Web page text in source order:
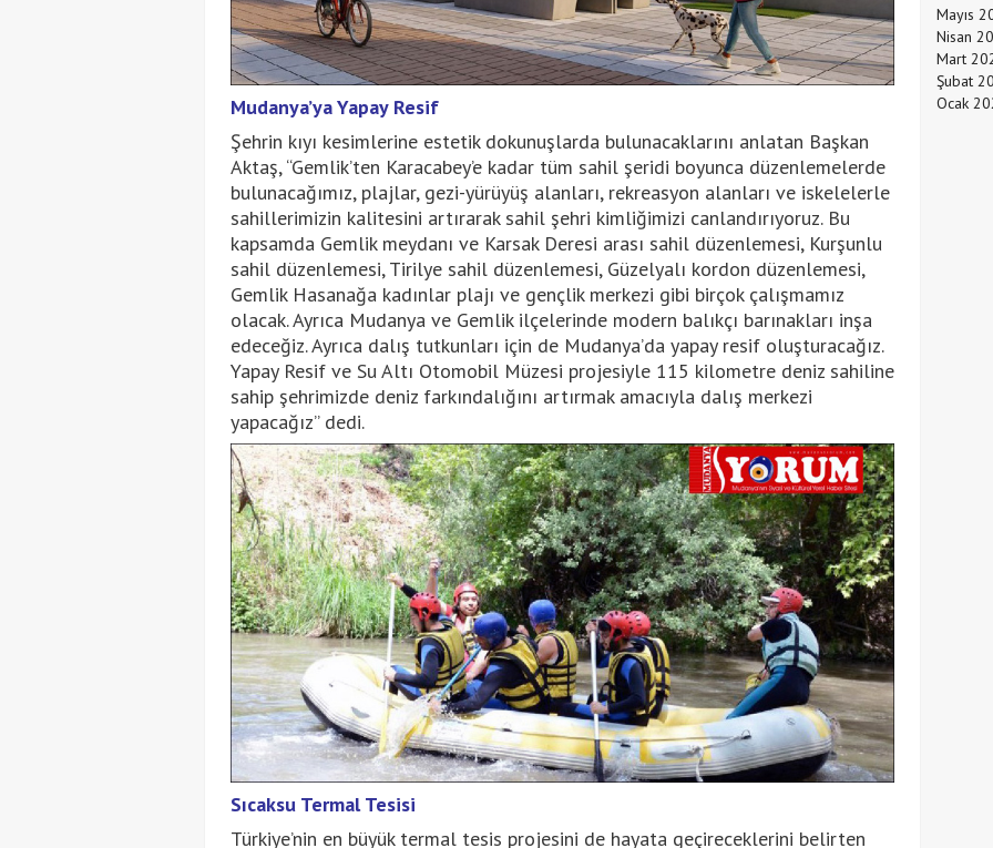
Mudanya’ya Yapay Resif
Şehrin kıyı kesimlerine estetik dokunuşlarda bulunacaklarını anlatan Başkan
Aktaş, “Gemlik’ten Karacabey’e kadar tüm sahil şeridi boyunca düzenlemelerde
bulunacağımız, plajlar, gezi-yürüyüş alanları, rekreasyon alanları ve iskelelerle
sahillerimizin kalitesini artırarak sahil şehri kimliğimizi canlandırıyoruz. Bu
kapsamda Gemlik meydanı ve Karsak Deresi arası sahil düzenlemesi, Kurşunlu
sahil düzenlemesi, Tirilye sahil düzenlemesi, Güzelyalı kordon düzenlemesi,
Gemlik Hasanağa kadınlar plajı ve gençlik merkezi gibi birçok çalışmamız
olacak. Ayrıca Mudanya ve Gemlik ilçelerinde modern balıkçı barınakları inşa
edeceğiz. Ayrıca dalış tutkunları için de Mudanya’da yapay resif oluşturacağız.
Yapay Resif ve Su Altı Otomobil Müzesi projesiyle 115 kilometre deniz sahiline
sahip şehrimizde deniz farkındalığını artırmak amacıyla dalış merkezi
yapacağız” dedi.
Sıcaksu Termal Tesisi
Türkiye’nin en büyük termal tesis projesini de hayata geçireceklerini belirten
Mayıs
Nisan
Mart
Şubat
Ocak